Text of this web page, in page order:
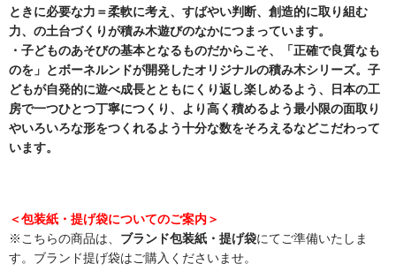
ときに必要な力＝柔軟に考え、すばやい判断、創造的に取り組む
力、の土台づくりが積み木遊びのなかにつまっています。
・子どものあそびの基本となるものだからこそ、「正確で良質なも
のを」とボーネルンドが開発したオリジナルの積み木シリーズ。子
どもが自発的に遊べ成長とともにくり返し楽しめるよう、日本の工
房で一つひとつ丁寧につくり、より高く積めるよう最小限の面取り
やいろいろな形をつくれるよう十分な数をそろえるなどこだわって
います。
＜包装紙・提げ袋についてのご案内＞
※こちらの商品は、 ブランド包装紙・提げ袋にてご準備いたしま
す。ブランド提げ袋はご購入くださいませ。